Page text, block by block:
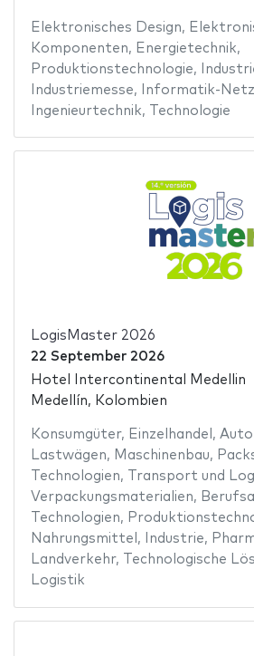
Elektronisches Design,
Komponenten, Energietechnik,
Produktionstechnologie,
Industriemesse, Informatik-Netz
Ingenieurtechnik, Technologie
LogisMaster 2026
22 September 2026
Hotel Intercontinental Medellin
Medellín, Kolombien
Konsumgüter, Einzelhandel ,
Lastwägen, Maschinenbau,
Technologien, Transport und
Verpackungsmaterialien,
Technologien,
Nahrungsmittel , Industrie,
Landverkehr, Technologische
Logistik